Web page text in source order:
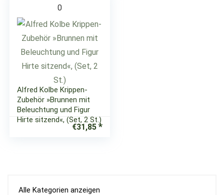
0
Alfred Kolbe Krippen-
Zubehör »Brunnen mit
Beleuchtung und Figur
Hirte sitzend«, (Set, 2 St.)
€31,85
Alle Kategorien anzeigen